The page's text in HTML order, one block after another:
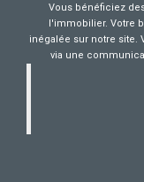
Vous bénéficiez
l'immobilier. Votre
inégalée sur notre site.
via une